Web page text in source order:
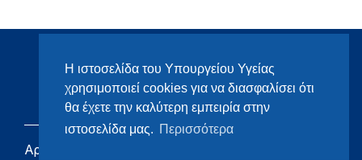
Η ιστοσελίδα του Υπουργείου Υγείας
χρησιμοποιεί cookies για να διασφαλίσει ότι
θα έχετε την καλύτερη εμπειρία στην
ιστοσελίδα μας. Περισσότερα
Αρχική